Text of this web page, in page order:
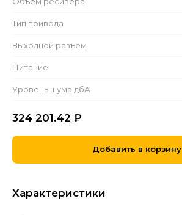
Тип привода
Выходной разъём
Питание
Уровень шума дбА
324 201.42 ₽
Добавить в корзину
Характеристики